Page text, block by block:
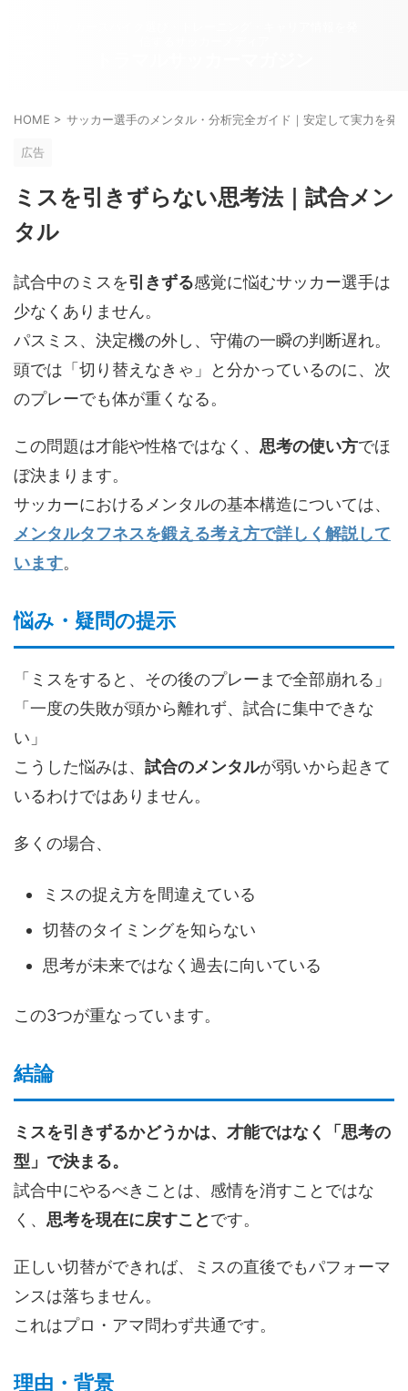
HOME > サッカー選手のメンタル・分析完全ガイド｜安定して実力を発
広告
ミスを引きずらない思考法｜試合メン
タル
試合中のミスを引きずる感覚に悩むサッカー選手は
少なくありません。
パスミス、決定機の外し、守備の一瞬の判断遅れ。
頭では「切り替えなきゃ」と分かっているのに、次
のプレーでも体が重くなる。
この問題は才能や性格ではなく、 思考の使い方でほ
ぼ決まります。
サッカーにおけるメンタルの基本構造については、
メンタルタフネスを鍛える考え方で詳しく解説して
います。
悩み・疑問の提示
「ミスをすると、その後のプレーまで全部崩れる」
「一度の失敗が頭から離れず、試合に集中できな
い」
こうした悩みは、 試合のメンタルが弱いから起きて
いるわけではありません。
多くの場合、
ミスの捉え方を間違えている
切替のタイミングを知らない
思考が未来ではなく過去に向いている
この3つが重なっています。
結論
ミスを引きずるかどうかは、才能ではなく「思考の
型」で決まる。
試合中にやるべきことは、感情を消すことではな
く、 思考を現在に戻すことです。
正しい切替ができれば、ミスの直後でもパフォーマ
ンスは落ちません。
これはプロ・アマ問わず共通です。
理由・背景